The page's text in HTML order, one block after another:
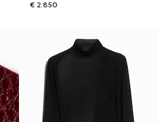
€ 2.850